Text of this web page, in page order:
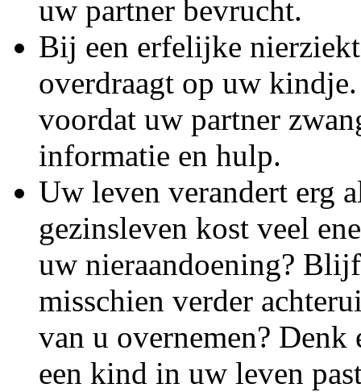
uw partner bevrucht.
Bij een erfelijke
overdraagt op uw
voordat uw partner
informatie en hulp.
Uw leven verandert erg
gezinsleven kost veel
uw nieraandoening?
misschien verder
van u overnemen?
een kind in uw leven